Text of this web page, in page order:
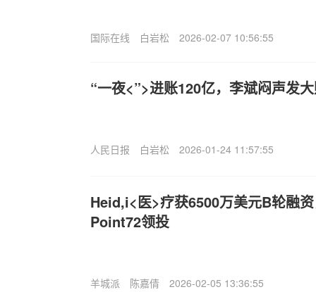
国际在线 白岩松 2026-02-07 10:56:55
“一夜<”>进账120亿，李斌闷声发
人民日报 白岩松 2026-01-24 11:57:55
Heid,i<医>疗获6500万美元B轮融
Point72领投
羊城派 陈嘉倩 2026-02-05 13:36:55